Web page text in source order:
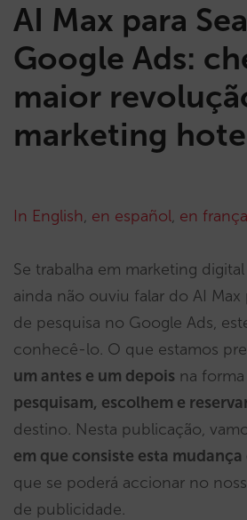
AI Max para
Google Ads:
maior
marketing
In English, en español, en
Se trabalha em marketing
ainda não ouviu falar do AI Max
de pesquisa no Google Ads,
conhecê-lo. O que estamos
um antes e um depois na
pesquisam, escolhem e
destino. Nesta publicação,
em que consiste esta
que se poderá accionar no
de publicidade.